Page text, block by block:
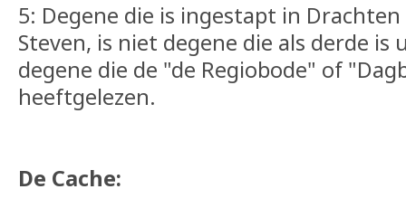
5: Degene die is ingestapt in
Steven, is niet degene die als derde
degene die de "de Regiobode" of
heeftgelezen.
De Cache: